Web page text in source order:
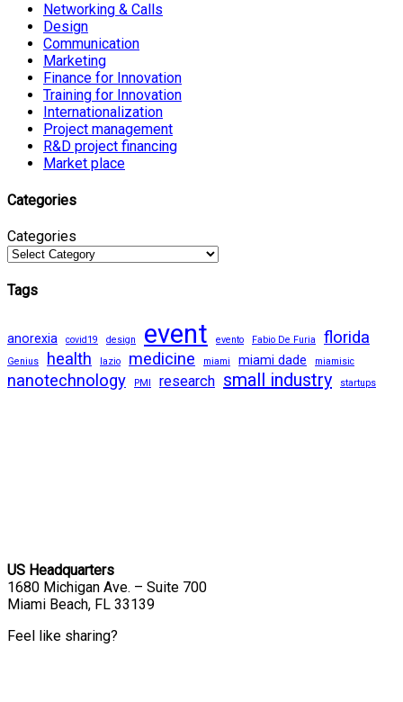
Networking & Calls
Design
Communication
Marketing
Finance for Innovation
Training for Innovation
Internationalization
Project management
R&D project financing
Market place
Categories
Categories
Tags
anorexia covid19 design event evento Fabio De Furia florida
Genius health lazio medicine miami miami dade miamisic
nanotechnology PMI research small industry startups
US Headquarters
1680 Michigan Ave. – Suite 700
Miami Beach, FL 33139
Feel like sharing?